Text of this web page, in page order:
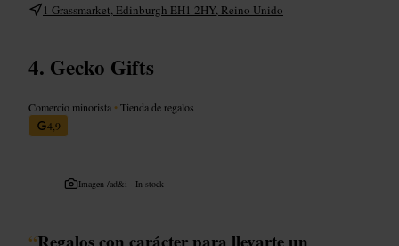
1 Grassmarket, Edinburgh EH1 2HY, Reino Unido
Gecko Gifts
Comercio minorista •Tienda de regalos
4,9
Imagen /ad&i · In stock
“Regalos con carácter para llevarte un